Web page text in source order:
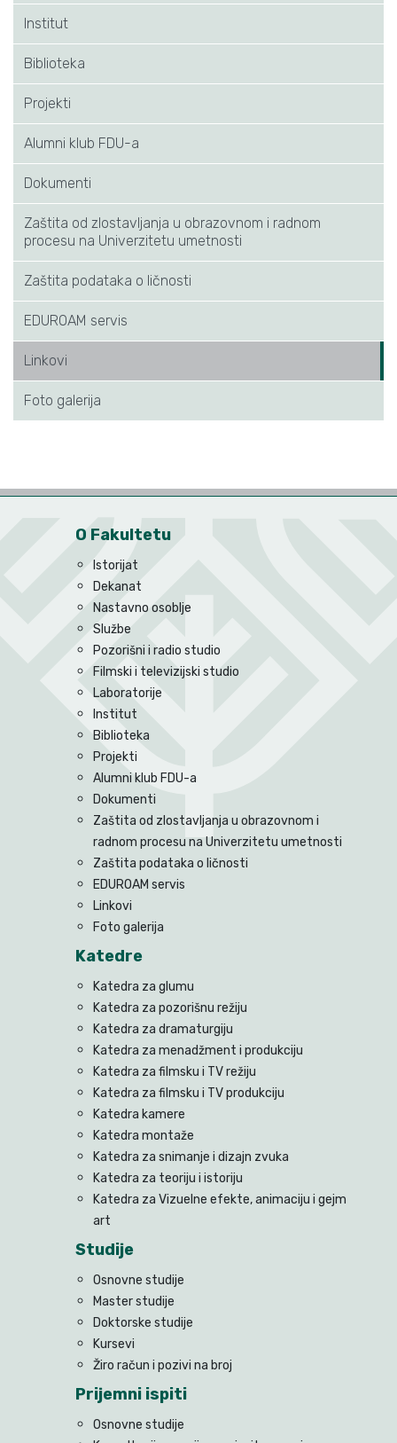
Institut
Biblioteka
Projekti
Alumni klub FDU-a
Dokumenti
Zaštita od zlostavljanja u obrazovnom i radnom
procesu na Univerzitetu umetnosti
Zaštita podataka o ličnosti
EDUROAM servis
Linkovi
Foto galerija
O Fakultetu
Istorijat
Dekanat
Nastavno osoblje
Službe
Pozorišni i radio studio
Filmski i televizijski studio
Laboratorije
Institut
Biblioteka
Projekti
Alumni klub FDU-a
Dokumenti
Zaštita od zlostavljanja u obrazovnom i
radnom procesu na Univerzitetu umetnosti
Zaštita podataka o ličnosti
EDUROAM servis
Linkovi
Foto galerija
Katedre
Katedra za glumu
Katedra za pozorišnu režiju
Katedra za dramaturgiju
Katedra za menadžment i produkciju
Katedra za filmsku i TV režiju
Katedra za filmsku i TV produkciju
Katedra kamere
Katedra montaže
Katedra za snimanje i dizajn zvuka
Katedra za teoriju i istoriju
Katedra za Vizuelne efekte, animaciju i gejm
art
Studije
Osnovne studije
Master studije
Doktorske studije
Kursevi
Žiro račun i pozivi na broj
Prijemni ispiti
Osnovne studije